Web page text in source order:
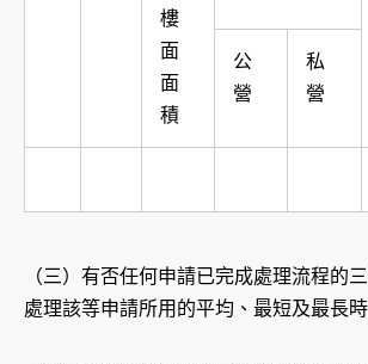
樓
面
面
積
公
營
私
營
（三）有否任何申請已完成處理流程的
處理該等申請所用的平均、最短及最長